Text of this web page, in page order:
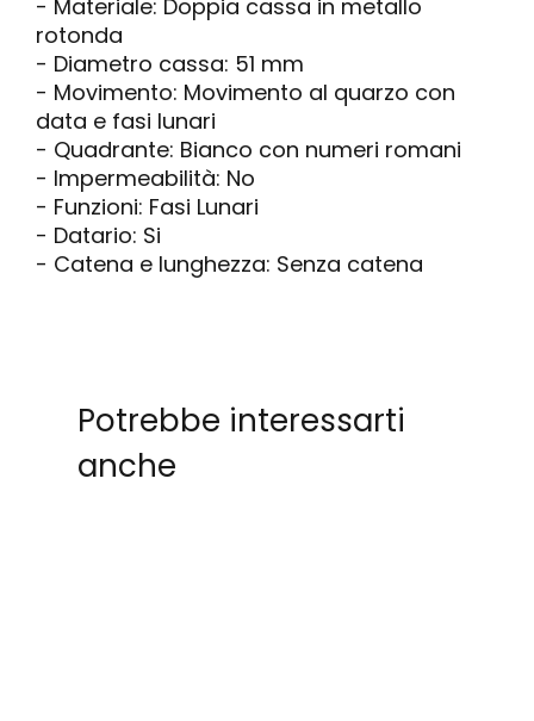
- Materiale: Doppia cassa in metallo
rotonda
- Diametro cassa: 51 mm
- Movimento: Movimento al quarzo con
data e fasi lunari
- Quadrante: Bianco con numeri romani
- Impermeabilità: No
- Funzioni: Fasi Lunari
- Datario: Si
- Catena e lunghezza: Senza catena
Potrebbe interessarti
anche